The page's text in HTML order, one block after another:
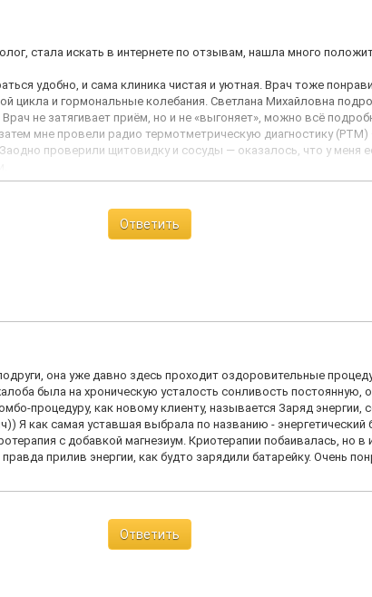
стала искать в интернете по отзывам, нашла много
удобно, и сама клиника чистая и уютная. Врач тоже
цикла и гормональные колебания. Светлана Михайловна
не затягивает приём, но и не «выгоняет», можно всё
мне провели радио термотметрическую диагностику (РТМ)
проверили щитовидку и сосуды — оказалось, что у меня
комплексный подход. Помимо стандартных
профессиональная, внимательная, с
Ответить
она уже давно здесь проходит оздоровительные
была на хроническую усталость сонливость постоянную,
процедуру, как новому клиенту, называется Заряд энергии,
Я как самая уставшая выбрала по названию - энергетический
с добавкой магнезиум. Криотерапии побаивалась, но в
прилив энергии, как будто зарядили батарейку. Очень
Ответить